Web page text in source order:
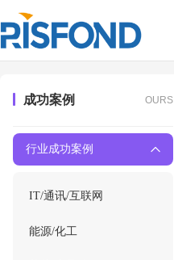
成功案例 OURS
行业成功案例
IT/通讯/互联网
能源/化工